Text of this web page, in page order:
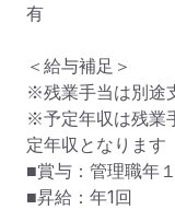
有
＜給与補足＞
※残業手当は別途
※予定年収は残業
定年収となります
■賞与：管理職年
■昇給：年1回